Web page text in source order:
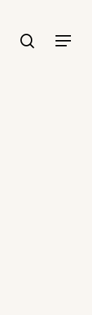
search
Menu